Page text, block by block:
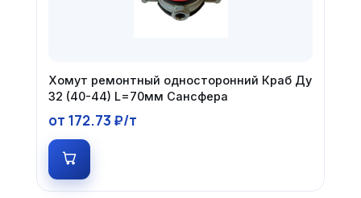
Хомут ремонтный односторонний Краб Ду
32 (40-44) L=70мм Сансфера
от 172.73 ₽/т